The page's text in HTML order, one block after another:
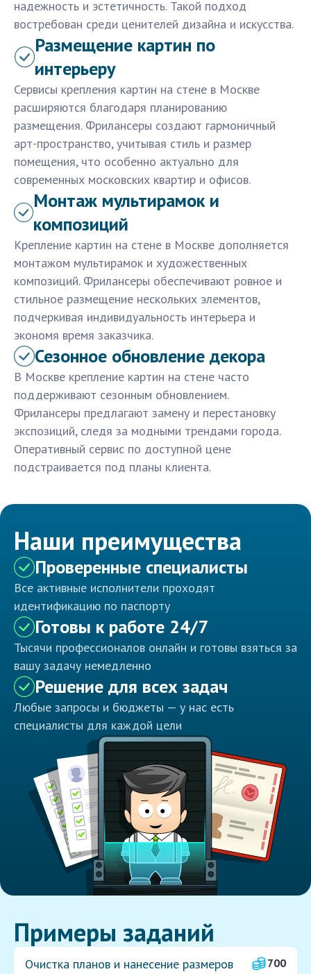
надежность и эстетичность. Такой подход
востребован среди ценителей дизайна и искусства.
Размещение картин по
интерьеру
Сервисы крепления картин на стене в Москве
расширяются благодаря планированию
размещения. Фрилансеры создают гармоничный
арт-пространство, учитывая стиль и размер
помещения, что особенно актуально для
современных московских квартир и офисов.
Монтаж мультирамок и
композиций
Крепление картин на стене в Москве дополняется
монтажом мультирамок и художественных
композиций. Фрилансеры обеспечивают ровное и
стильное размещение нескольких элементов,
подчеркивая индивидуальность интерьера и
экономя время заказчика.
Сезонное обновление декора
В Москве крепление картин на стене часто
поддерживают сезонным обновлением.
Фрилансеры предлагают замену и перестановку
экспозиций, следя за модными трендами города.
Оперативный сервис по доступной цене
подстраивается под планы клиента.
Наши преимущества
Проверенные специалисты
Все активные исполнители проходят
идентификацию по паспорту
Готовы к работе 24/7
Тысячи профессионалов онлайн и готовы взяться за
вашу задачу немедленно
Решение для всех задач
Любые запросы и бюджеты — у нас есть
специалисты для каждой цели
Примеры заданий
Очистка планов и нанесение размеров 700